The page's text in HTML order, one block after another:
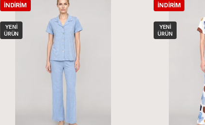
İNDIRIM
YENI
ÜRÜN
İNDIRIM
YENI
ÜRÜN